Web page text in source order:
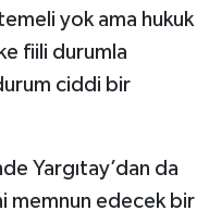
yok ama hukuk
fiili durumla
ciddi bir
Yargıtay’dan da
memnun edecek bir